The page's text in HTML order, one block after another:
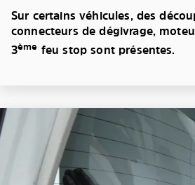
Sur certains véhicules, des
connecteurs de dégivrage,
3ème feu stop sont présentes.